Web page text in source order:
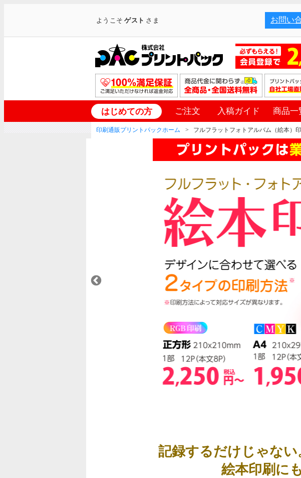
ようこそゲスト さま お問い
はじめての方 ご注文 入稿ガイド 商品一
印刷通販プリントパックホーム フルフラットフォトアルバム（絵本）
記録するだけじゃな
絵本印刷に